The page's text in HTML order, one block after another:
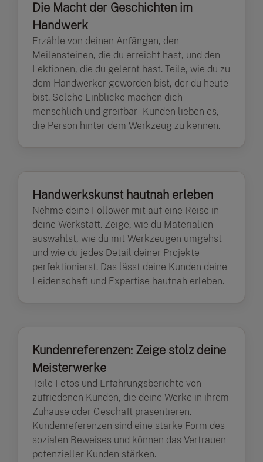
Die Macht der Geschichten im
Handwerk
Erzähle von deinen Anfängen, den
Meilensteinen, die du erreicht hast, und den
Lektionen, die du gelernt hast. Teile, wie du zu
dem Handwerker geworden bist, der du heute
bist. Solche Einblicke machen dich
menschlich und greifbar - Kunden lieben es,
die Person hinter dem Werkzeug zu kennen.
Handwerkskunst hautnah erleben
Nehme deine Follower mit auf eine Reise in
deine Werkstatt. Zeige, wie du Materialien
auswählst, wie du mit Werkzeugen umgehst
und wie du jedes Detail deiner Projekte
perfektionierst. Das lässt deine Kunden deine
Leidenschaft und Expertise hautnah erleben.
Kundenreferenzen: Zeige stolz deine
Meisterwerke
Teile Fotos und Erfahrungsberichte von
zufriedenen Kunden, die deine Werke in ihrem
Zuhause oder Geschäft präsentieren.
Kundenreferenzen sind eine starke Form des
sozialen Beweises und können das Vertrauen
potenzieller Kunden stärken.